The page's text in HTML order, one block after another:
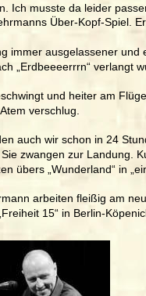
Ich musste da leider
Über-Kopf-Spiel.
immer ausgelassener
„Erdbeeeerrrn“ verlangt
und heiter am
verschlug.
auch wir schon in 24
zwangen zur Landung.
übers „Wunderland“ in
arbeiten fleißig am
15“ in Berlin-